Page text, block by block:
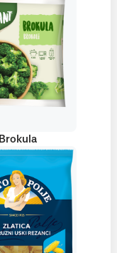
Brokula